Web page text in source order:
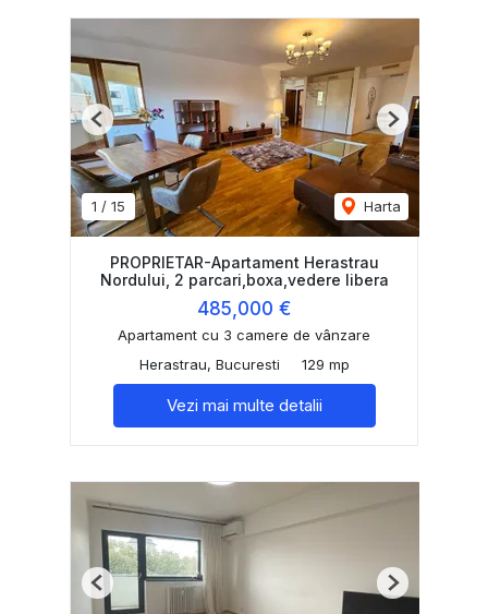
1 / 15 Harta
Previous Next
PROPRIETAR-Apartament Herastrau
Nordului, 2 parcari,boxa,vedere libera
485,000 €
Apartament cu 3 camere de vânzare
Herastrau, Bucuresti
129 mp
Vezi mai multe detalii
Previous Next